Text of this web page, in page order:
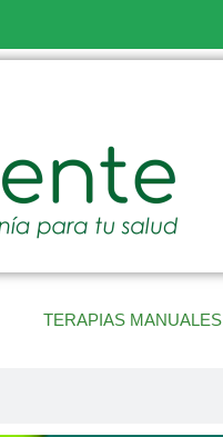
TERAPIAS MANUALES